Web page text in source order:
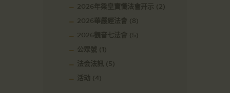
2026年梁皇寶懺法會开示 (2)
2026華嚴經法會 (8)
2026觀音七法會 (5)
公眾號 (1)
法会法訊 (5)
活动 (4)